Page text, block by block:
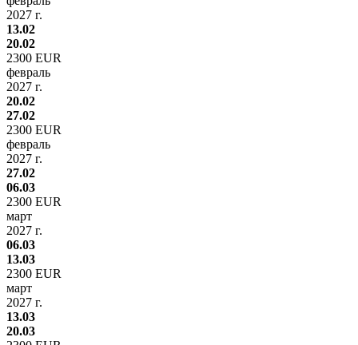
2027 г.
13.02
20.02
2300 EUR
февраль
2027 г.
20.02
27.02
2300 EUR
февраль
2027 г.
27.02
06.03
2300 EUR
март
2027 г.
06.03
13.03
2300 EUR
март
2027 г.
13.03
20.03